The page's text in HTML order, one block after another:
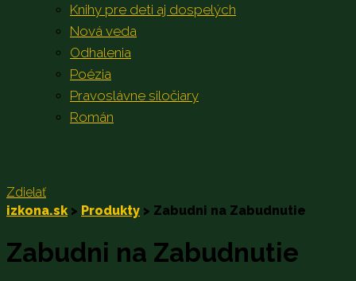
Knihy pre deti aj dospelých
Nová veda
Odhalenia
Poézia
Pravoslávne siločiary
Román
Zdielať
izkona.sk > Produkty > Zabudni na Zabudnutie
Zabudni na Zabudnutie